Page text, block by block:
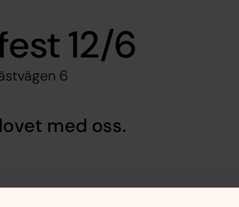
12/6
6
med oss.